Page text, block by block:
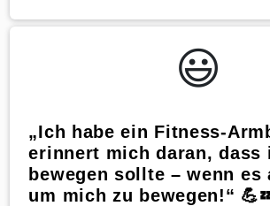
😃️
„Ich habe ein Fitness-
erinnert mich daran, dass
bewegen sollte – wenn es
um mich zu bewegen!“